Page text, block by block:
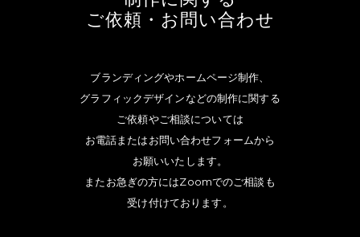
ご依頼・お問い合わせ
ブランディングやホームページ制作、
グラフィックデザインなどの制作に関する
ご依頼やご相談については
お電話またはお問い合わせフォームから
お願いいたします。
またお急ぎの方にはZoomでのご相談も
受け付けております。